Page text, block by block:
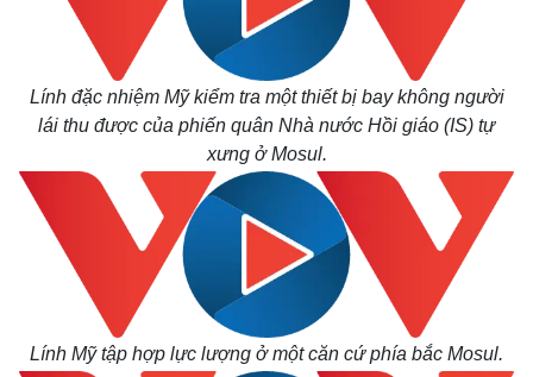
Lính đặc nhiệm Mỹ kiểm tra một thiết bị bay không người
lái thu được của phiến quân Nhà nước Hồi giáo (IS) tự
xưng ở Mosul.
Lính Mỹ tập hợp lực lượng ở một căn cứ phía bắc Mosul.